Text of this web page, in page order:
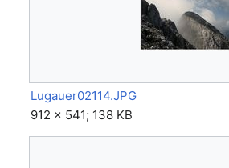
Lugauer02114.JPG
912 × 541; 138 KB